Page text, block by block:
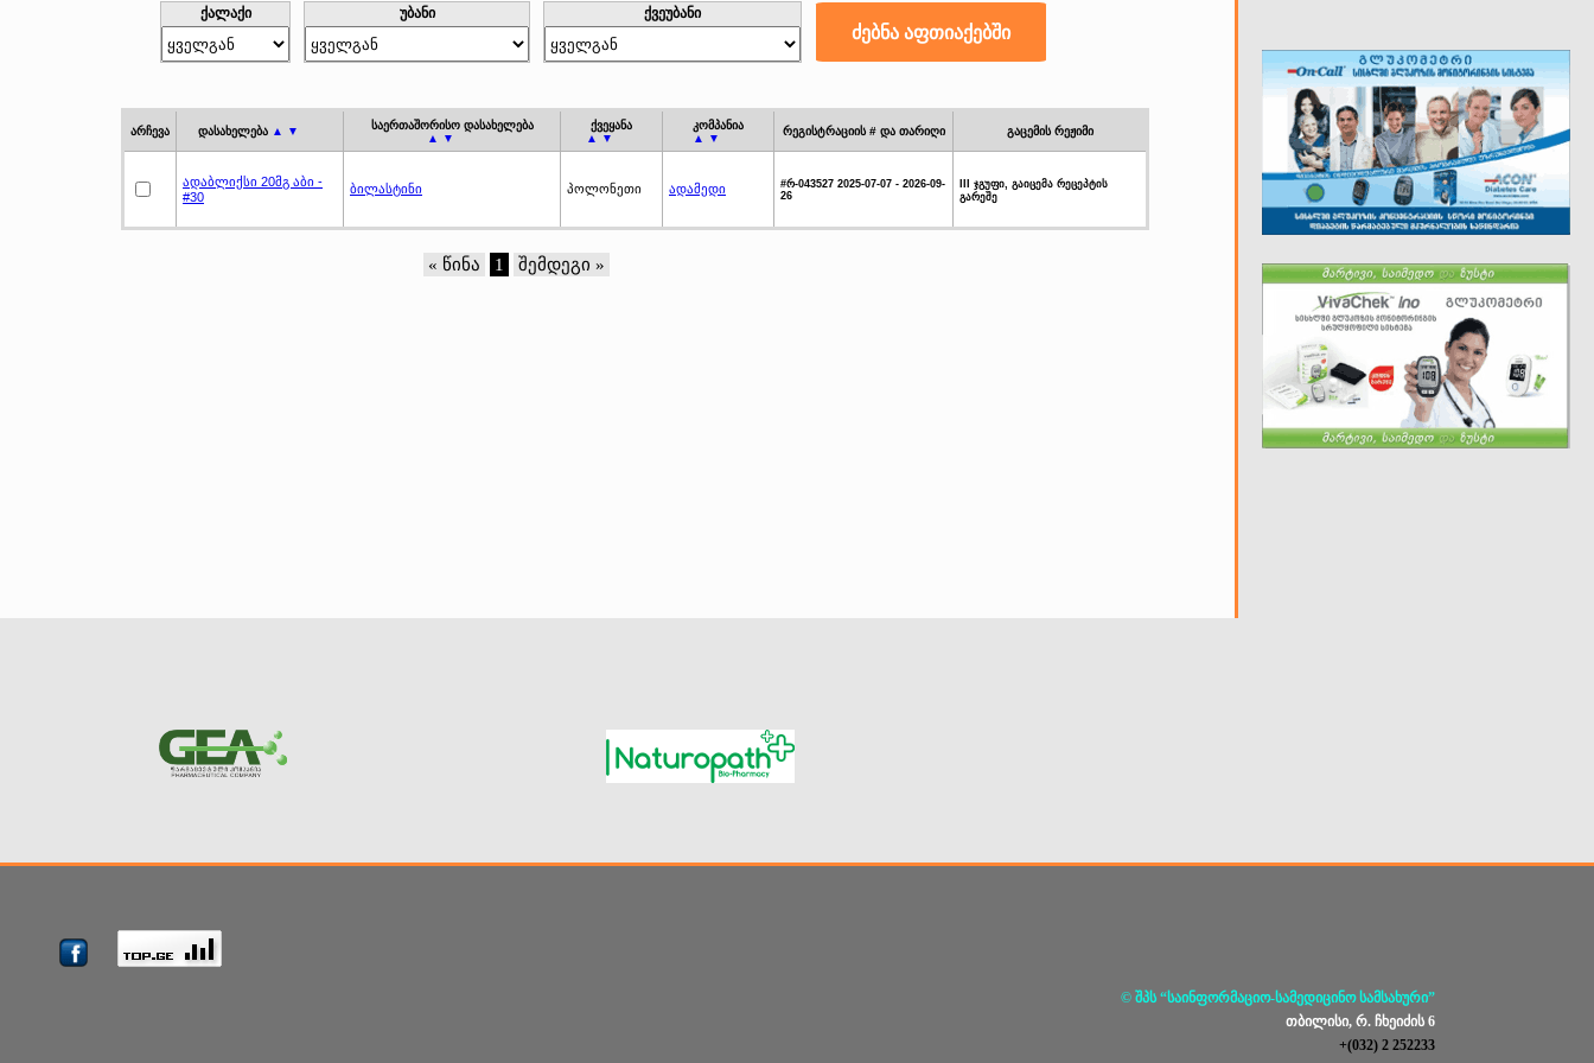
ქალაქი უბანი ქვეუბანი
არჩევა დასახელება ▲ ▼
საერთაშორისო დასახელება
▲ ▼
ქვეყანა
▲ ▼
კომპანია
▲ ▼
რეგისტრაციის # და თარიღი გაცემის რეჟიმი
ადაბლიქსი 20მგ აბი -
#30
ბილასტინი პოლონეთი ადამედი
#რ-043527 2025-07-07 - 2026-09-
26
III ჯგუფი, გაიცემა რეცეპტის
გარეშე
« წინა 1 შემდეგი »
© შპს “საინფორმაციო-სამედიცინო სამსახური”
თბილისი, რ. ჩხეიძის 6
+(032) 2 252233